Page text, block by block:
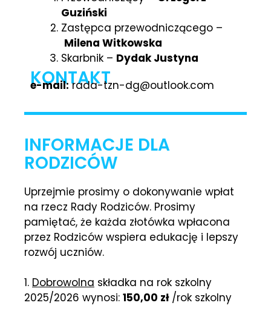
Guziński
Zastępca przewodniczącego –
Milena Witkowska
Skarbnik – Dydak Justyna
KONTAKT
e-mail: rada-tzn-dg@outlook.com
INFORMACJE DLA
RODZICÓW
Uprzejmie prosimy o dokonywanie wpłat
na rzecz Rady Rodziców. Prosimy
pamiętać, że każda złotówka wpłacona
przez Rodziców wspiera edukację i lepszy
rozwój uczniów.
1. Dobrowolna składka na rok szkolny
2025/2026 wynosi: 150,00 zł/rok szkolny